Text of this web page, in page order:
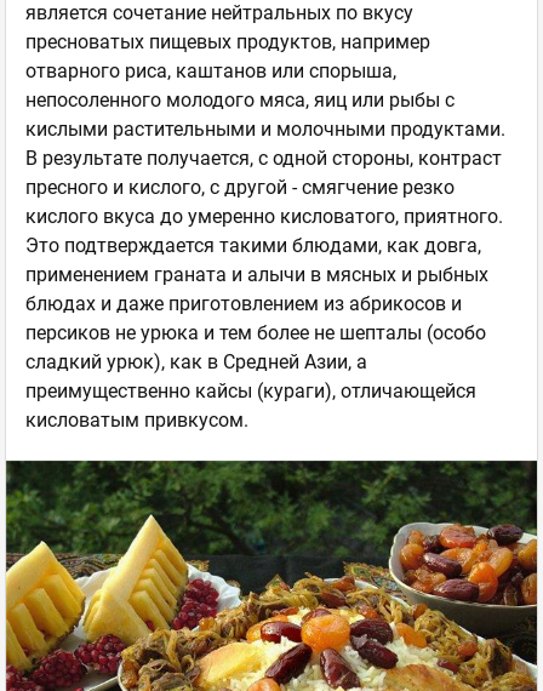
является сочетание нейтральных по вкусу
пресноватых пищевых продуктов, например
отварного риса, каштанов или спорыша,
непосоленного молодого мяса, яиц или рыбы с
кислыми растительными и молочными продуктами.
В результате получается, с одной стороны, контраст
пресного и кислого, с другой - смягчение резко
кислого вкуса до умеренно кисловатого, приятного.
Это подтверждается такими блюдами, как довга,
применением граната и алычи в мясных и рыбных
блюдах и даже приготовлением из абрикосов и
персиков не урюка и тем более не шепталы (особо
сладкий урюк), как в Средней Азии, а
преимущественно кайсы (кураги), отличающейся
кисловатым привкусом.